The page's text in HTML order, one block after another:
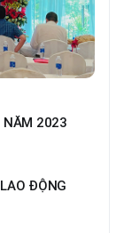
NĂM 2023
ĐỘNG